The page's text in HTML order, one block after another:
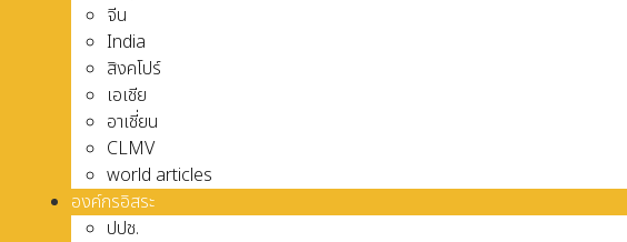
จีน
India
สิงคโปร์
เอเชีย
อาเชี่ยน
CLMV
world articles
องค์กรอิสระ
ปปช.